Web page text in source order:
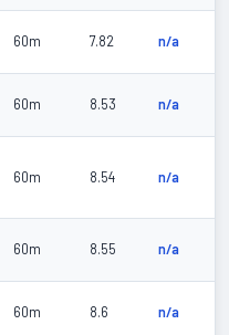
60m 7.82 n/a
60m 8.53 n/a
60m 8.54 n/a
60m 8.55 n/a
60m 8.6 n/a